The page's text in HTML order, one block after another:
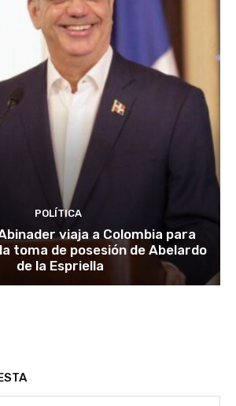
POLÍTICA
viaja a Colombia para
toma de posesión de Abelardo
de la Espriella